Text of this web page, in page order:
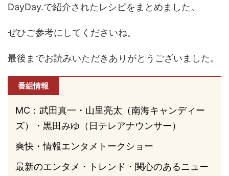
DayDay.で紹介されたレシピをまとめました。
ぜひご参考にしてくださいね。
最後までお読みいただきありがとうございました。
番組情報
MC：武田真一・山里亮太（南海キャンディー
ズ）・黒田みゆ（日テレアナウンサー）
爽快・情報エンタメトークショー
最新のエンタメ・トレンド・関心のあるニュー